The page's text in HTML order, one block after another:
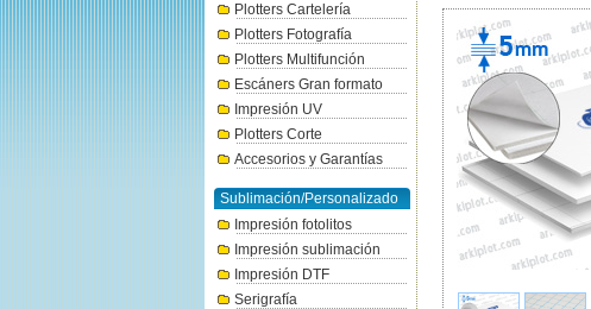
Plotters Cartelería
Plotters Fotografía
Plotters Multifunción
Escáners Gran formato
Impresión UV
Plotters Corte
Accesorios y Garantías
Sublimación/Personalizado
Impresión fotolitos
Impresión sublimación
Impresión DTF
Serigrafía